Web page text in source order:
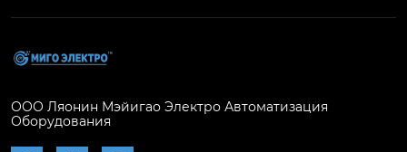
ООО Ляонин Мэйигао Электро Автоматизация
Оборудования